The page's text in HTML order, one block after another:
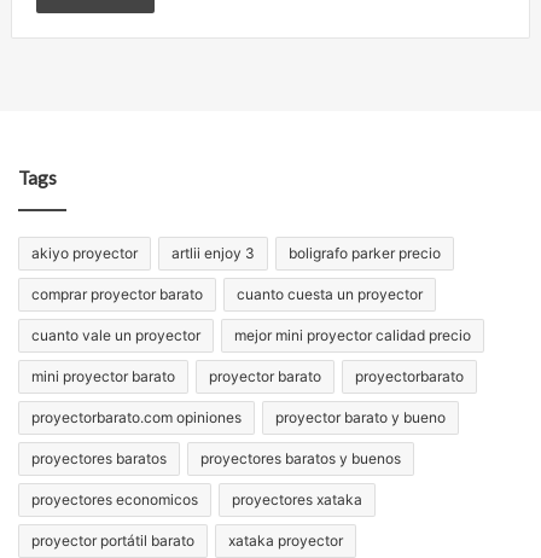
Tags
akiyo proyector artlii enjoy 3 boligrafo parker precio
comprar proyector barato cuanto cuesta un proyector
cuanto vale un proyector mejor mini proyector calidad precio
mini proyector barato proyector barato proyectorbarato
proyectorbarato.com opiniones proyector barato y bueno
proyectores baratos proyectores baratos y buenos
proyectores economicos proyectores xataka
proyector portátil barato xataka proyector